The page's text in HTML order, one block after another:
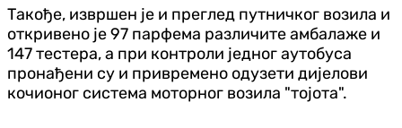
Такође, извршен је и преглед путничког возила и
откривено је 97 парфема различите амбалаже и
147 тестера, а при контроли једног аутобуса
пронађени су и привремено одузети дијелови
кочионог система моторног возила "тојота".